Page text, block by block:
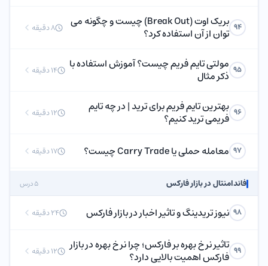
94 بریک اوت (Break Out) چیست و چگونه می
توان از آن استفاده کرد؟ 8 دقیقه
95 مولتی تایم فریم چیست؟ آموزش استفاده با
ذکر مثال 14 دقیقه
96 بهترین تایم فریم برای ترید | در چه تایم
فریمی ترید کنیم؟ 12 دقیقه
97 معامله حملی یا Carry Trade چیست؟ 17 دقیقه
فاندامنتال در بازار فارکس 5 درس
98 نیوز تریدینگ و تاثیر اخبار در بازار فارکس 24 دقیقه
99 تاثیر نرخ بهره بر فارکس؛ چرا نرخ بهره در بازار
فارکس اهمیت بالایی دارد؟ 12 دقیقه